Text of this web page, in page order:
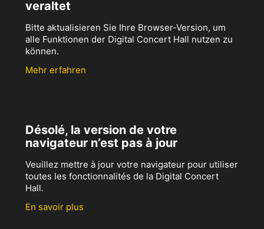
veraltet
Bitte aktualisieren Sie Ihre Browser-Version, um
alle Funktionen der Digital Concert Hall nutzen zu
können.
Mehr erfahren
Désolé, la version de votre
navigateur n’est pas à jour
Veuillez mettre à jour votre navigateur pour utiliser
toutes les fonctionnalités de la Digital Concert
Hall.
En savoir plus